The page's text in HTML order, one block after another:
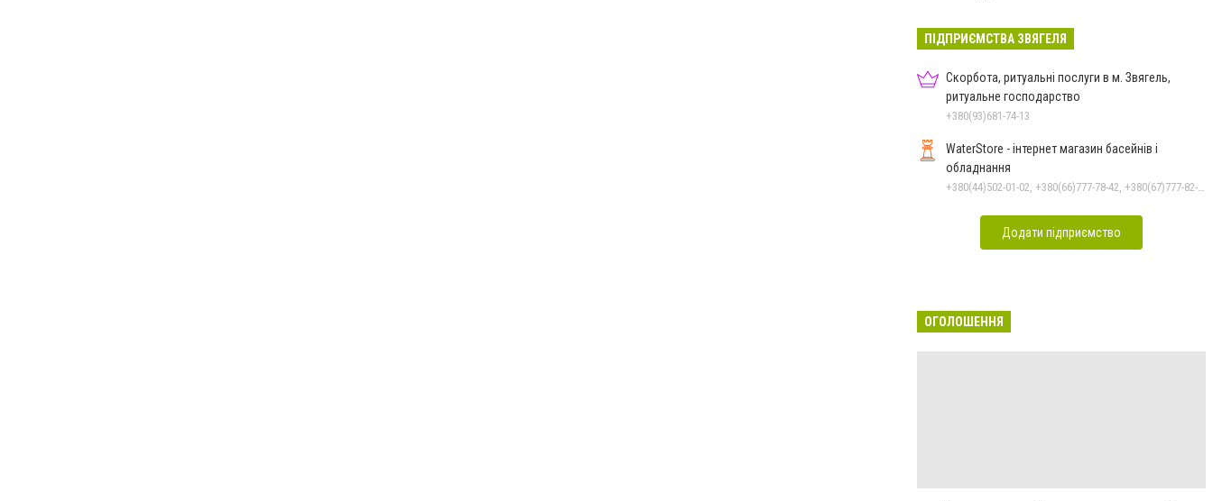
ПІДПРИЄМСТВА ЗВЯГЕЛЯ
Скорбота, ритуальні послуги в м. Звягель,
ритуальне господарство
+380(93)681-74-13
WaterStore - інтернет магазин басейнів і
обладнання
+380(44)502-01-02, +380(66)777-78-42, +380(67)777-82-19, +380(67)890-80-80, +380(73)890-80-80, +380(44)502-01-03
Додати підприємство
ОГОЛОШЕННЯ